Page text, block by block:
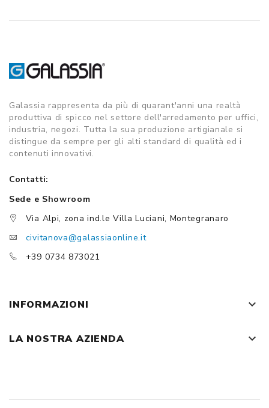
Galassia rappresenta da più di quarant'anni una realtà
produttiva di spicco nel settore dell'arredamento per uffici,
industria, negozi. Tutta la sua produzione artigianale si
distingue da sempre per gli alti standard di qualità ed i
contenuti innovativi.
Contatti:
Sede e Showroom
Via Alpi, zona ind.le Villa Luciani, Montegranaro
civitanova@galassiaonline.it
+39 0734 873021
INFORMAZIONI keyboard_arrow_down
LA NOSTRA AZIENDA keyboard_arrow_down